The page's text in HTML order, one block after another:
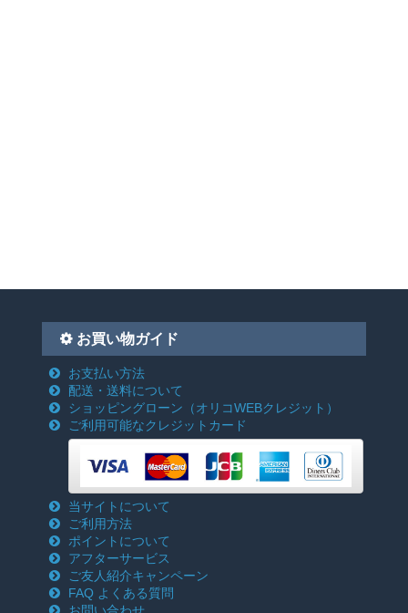
お買い物ガイド
お支払い方法
配送・送料について
ショッピングローン （オリコWEBクレジット）
ご利用可能なクレジットカード
当サイトについて
ご利用方法
ポイントについて
アフターサービス
ご友人紹介キャンペーン
FAQ よくある質問